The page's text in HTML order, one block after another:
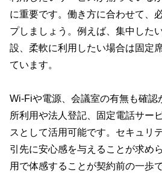
に重要です。働き方に合わせて、
プしましょう。例えば、集中した
設、柔軟に利用したい場合は固定
ています。
Wi-Fiや電源、会議室の有無も確認
所利用や法人登記、固定電話サー
スとして活用可能です。セキュリ
引先に安心感を与えることが求め
用で体感することが契約前の一歩で